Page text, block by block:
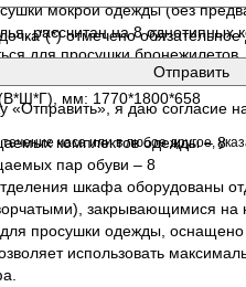
отмечено
«Отправить», я даю согласие
часа или в любое другое,
мокрой одежды (без
рассчитан на 8 однотипных
для просушки
мм: 1770*1800*658
комплектов одежды – 8
пар обуви – 8
шкафа оборудованы
закрывающимися на
просушки одежды,
использовать